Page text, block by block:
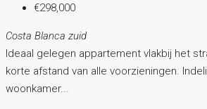
€298,000
Costa Blanca zuid
Ideaal gelegen appartement vlakbij het
korte afstand van alle voorzieningen.
woonkamer...